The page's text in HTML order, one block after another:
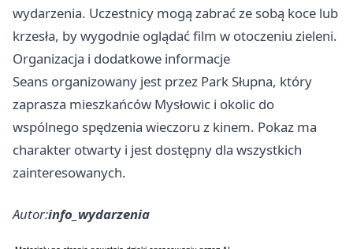
wydarzenia. Uczestnicy mogą zabrać ze sobą koce lub
krzesła, by wygodnie oglądać film w otoczeniu zieleni.
Organizacja i dodatkowe informacje
Seans organizowany jest przez Park Słupna, który
zaprasza mieszkańców Mysłowic i okolic do
wspólnego spędzenia wieczoru z kinem. Pokaz ma
charakter otwarty i jest dostępny dla wszystkich
zainteresowanych.
Autor:info_wydarzenia